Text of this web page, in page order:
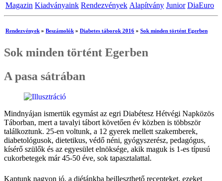
Magazin Kiadványaink Rendezvények Alapítvány Junior DiaEuro
Rendezvények » Beszámolók » Diabetes táborok 2016 » Sok minden történt Egerben
Sok minden történt Egerben
A pasa sátrában
Mindnyájan ismertük egymást az egri Diabétesz Hétvégi Napközös
Táborban, mert a tavalyi tábort követően év közben is többször
találkoztunk. 25-en voltunk, a 12 gyerek mellett szakemberek,
diabetológusok, dietetikus, védő néni, gyógyszerész, pedagógus,
kísérő szülők és az egyesület elnöksége, akik maguk is 1-es típusú
cukorbetegek már 45-50 éve, sok tapasztalattal.
Kaptunk nagyon jó, a diétánkba beilleszthető recepteket, ezeket